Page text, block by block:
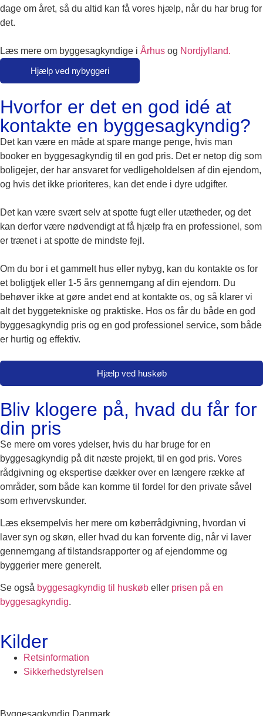
dage om året, så du altid kan få vores hjælp, når du har brug for
det.
Læs mere om byggesagkyndige i Århus og Nordjylland.
Hjælp ved nybyggeri
Hvorfor er det en god idé at
kontakte en byggesagkyndig?
Det kan være en måde at spare mange penge, hvis man
booker en byggesagkyndig til en god pris. Det er netop dig som
boligejer, der har ansvaret for vedligeholdelsen af din ejendom,
og hvis det ikke prioriteres, kan det ende i dyre udgifter.
Det kan være svært selv at spotte fugt eller utætheder, og det
kan derfor være nødvendigt at få hjælp fra en professionel, som
er trænet i at spotte de mindste fejl.
Om du bor i et gammelt hus eller nybyg, kan du kontakte os for
et boligtjek eller 1-5 års gennemgang af din ejendom. Du
behøver ikke at gøre andet end at kontakte os, og så klarer vi
alt det byggetekniske og praktiske. Hos os får du både en god
byggesagkyndig pris og en god professionel service, som både
er hurtig og effektiv.
Hjælp ved huskøb
Bliv klogere på, hvad du får for
din pris
Se mere om vores ydelser, hvis du har bruge for en
byggesagkyndig på dit næste projekt, til en god pris. Vores
rådgivning og ekspertise dækker over en længere række af
områder, som både kan komme til fordel for den private såvel
som erhvervskunder.
Læs eksempelvis her mere om køberrådgivning, hvordan vi
laver syn og skøn, eller hvad du kan forvente dig, når vi laver
gennemgang af tilstandsrapporter og af ejendomme og
byggerier mere generelt.
Se også byggesagkyndig til huskøb eller prisen på en
byggesagkyndig.
Kilder
Retsinformation
Sikkerhedstyrelsen
Byggesagkyndig Danmark